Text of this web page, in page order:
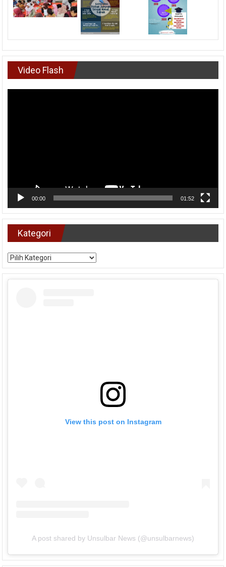
Video Flash
00:00 01:52
Kategori
Kategori
View this post on Instagram
A post shared by Unsulbar News (@unsulbarnews)